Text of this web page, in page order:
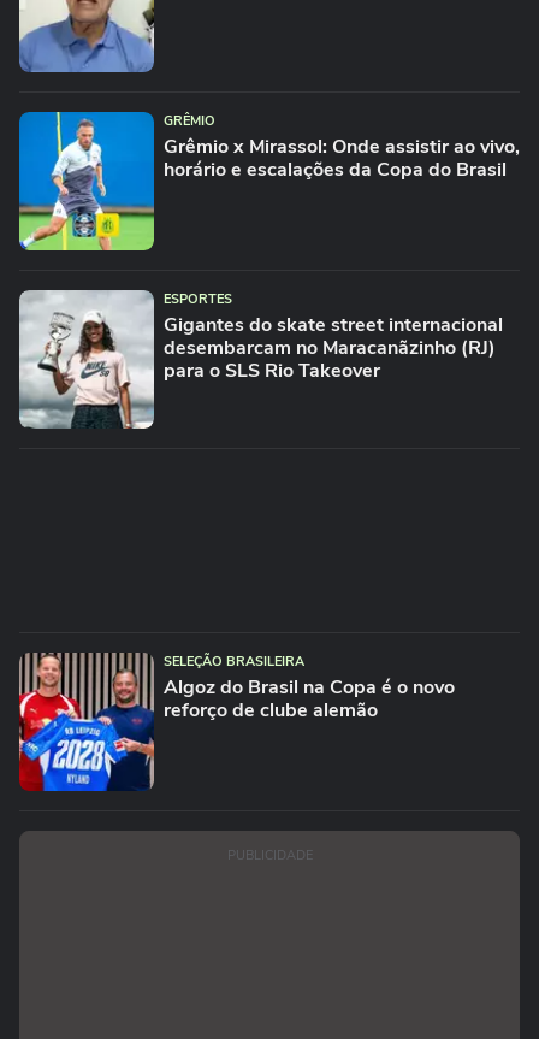
GRÊMIO
Grêmio x Mirassol: Onde assistir ao vivo,
horário e escalações da Copa do Brasil
ESPORTES
Gigantes do skate street internacional
desembarcam no Maracanãzinho (RJ)
para o SLS Rio Takeover
SELEÇÃO BRASILEIRA
Algoz do Brasil na Copa é o novo
reforço de clube alemão
PUBLICIDADE